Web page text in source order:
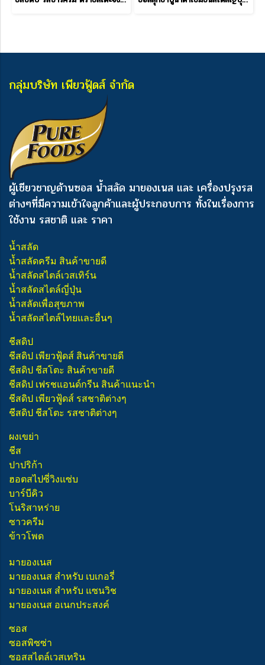
กลุ่มบริษัท เพียวฟู้ดส์ จำกัด
ผู้เชียวชาญด้านซอส น้ำสลัด มายองเนส และ เครื่องปรุงรส
ต่างๆที่มีความเข้าใจลูกค้าและผู้ประกอบการ ทั้งในเรื่องการ
ใช้งาน รสชาติ และ ราคา
น้ำสลัด
น้ำสลัดครีม สินค้าขายดี
น้ำสลัดสไตล์เวสเทิร์น
น้ำสลัดสไตล์ญี่ปุ่น
น้ำสลัดเพื่อสุขภาพ
น้ำสลัดสไตล์ไทยและอื่นๆ
ชีสดิป
ชีสดิป เพียวฟู้ดส์ สินค้าขายดี
ชีสดิป ชีสโตะ สินค้าขายดี
ชีสดิป เฟรชแอนด์กรีน สินค้าแนะนำ
ชีสดิป เพียวฟู้ดส์ รสชาติต่างๆ
ชีสดิป ชีสโตะ รสชาติต่างๆ
ผงเขย่า
ชีส
ปาปริก้า
ฮอตสไปซี่วิงแซ่บ
บาร์บีคิว
โนริสาหร่าย
ซาวครีม
ข้าวโพด
มายองเนส
มายองเนส สำหรับ เบเกอรี่
มายองเนส สำหรับ แซนวิช
มายองเนส อเนกประสงค์
ซอส
ซอสพิซซ่า
ซอสสไตล์เวสเทริน